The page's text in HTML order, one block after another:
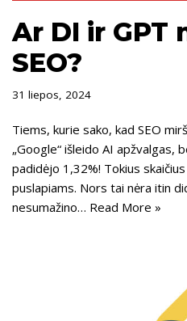
Ar DI ir GPT
SEO?
31 liepos, 2024
Tiems, kurie sako, kad SEO
„Google“ išleido AI apžvalgas,
padidėjo 1,32%! Tokius
puslapiams. Nors tai nėra itin
nesumažino… Read More »